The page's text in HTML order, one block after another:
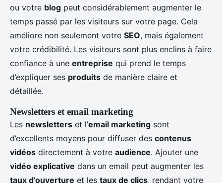
ou votre blog peut considérablement augmenter le
temps passé par les visiteurs sur votre page. Cela
améliore non seulement votre SEO, mais également
votre crédibilité. Les visiteurs sont plus enclins à faire
confiance à une entreprise qui prend le temps
d’expliquer ses produits de manière claire et
détaillée.
Newsletters et email marketing
Les newsletters et l’email marketing sont
d’excellents moyens pour diffuser des contenus
vidéos directement à votre audience. Ajouter une
vidéo explicative dans un email peut augmenter les
taux d’ouverture et les taux de clics, rendant votre